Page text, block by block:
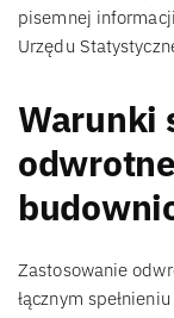
pisemnej
Urzędu
Warunki
Zastosowanie
łącznym